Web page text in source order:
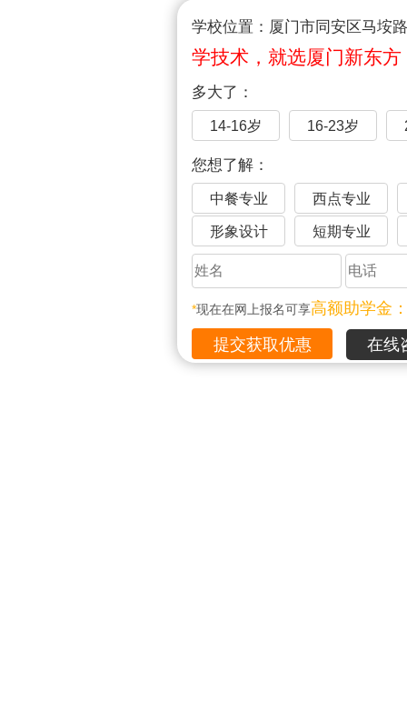
学校位置：厦门市同安区马垵
学技术，就选厦门新东方
多大了：
14-16岁 16-23岁
您想了解：
中餐专业 西点专业
形象设计 短期专业
*现在在网上报名可享高额助学金
在线